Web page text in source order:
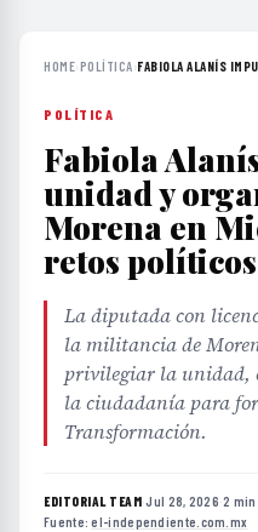
HOME›POLÍTICA›FABIOLA ALANÍS
POLÍTICA
Fabiola
unidad y
Morena en
retos políticos
La diputada con
la militancia de
privilegiar la unidad,
la ciudadanía para
Transformación.
EDITORIAL TEAM·Jul 28, 2026·2
Fuente:el-independiente.com.mx